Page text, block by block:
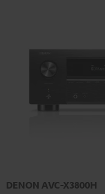
DENON AVC-X3800H